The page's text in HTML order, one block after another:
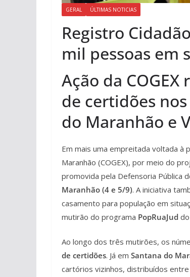
GERAL ÚLTIMAS NOTICIAS
Registro
mil pessoas em
Ação da
de certidões
do Maranhão e
Em mais uma empreitada voltada à
Maranhão (COGEX), por meio do
promovida pela Defensoria Pública
Maranhão (4 e 5/9). A iniciativa
casamento para população em
mutirão do programa PopRuaJud
Ao longo dos três mutirões, os
de certidões. Já em Santana do
cartórios vizinhos, distribuídos